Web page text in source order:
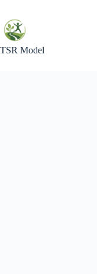
content
TSR Model